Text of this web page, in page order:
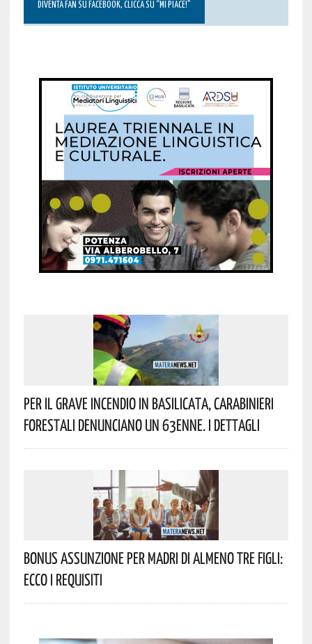
DIVENTA FAN SU FACEBOOK, CLICCA SU “MI PIACE!”
Per Il Grave Incendio In Basilicata, Carabinieri
Forestali Denunciano Un 63enne. I Dettagli
Bonus Assunzione Per Madri Di Almeno Tre Figli:
Ecco I Requisiti